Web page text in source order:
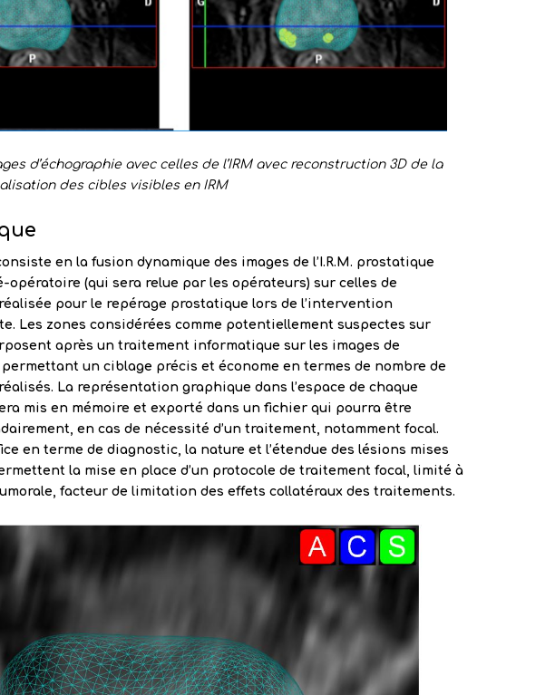
d’échographie avec celles de l’IRM avec reconstruction 3D de la
des cibles visibles en IRM
en la fusion dynamique des images de l’I.R.M. prostatique
opératoire (qui sera relue par les opérateurs) sur celles de
pour le repérage prostatique lors de l’intervention
Les zones considérées comme potentiellement suspectes sur
après un traitement informatique sur les images de
permettant un ciblage précis et économe en termes de nombre de
La représentation graphique dans l’espace de chaque
mis en mémoire et exporté dans un fichier qui pourra être
en cas de nécessité d’un traitement, notamment focal.
en terme de diagnostic, la nature et l’étendue des lésions mises
la mise en place d’un protocole de traitement focal, limité à
facteur de limitation des effets collatéraux des traitements.